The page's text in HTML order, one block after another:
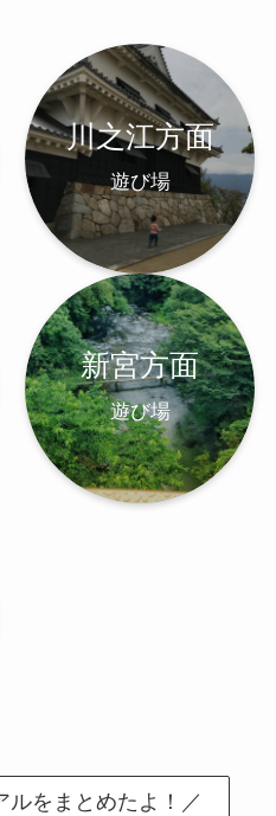
川之江方面
遊び場
新宮方面
遊び場
ルをまとめたよ！／